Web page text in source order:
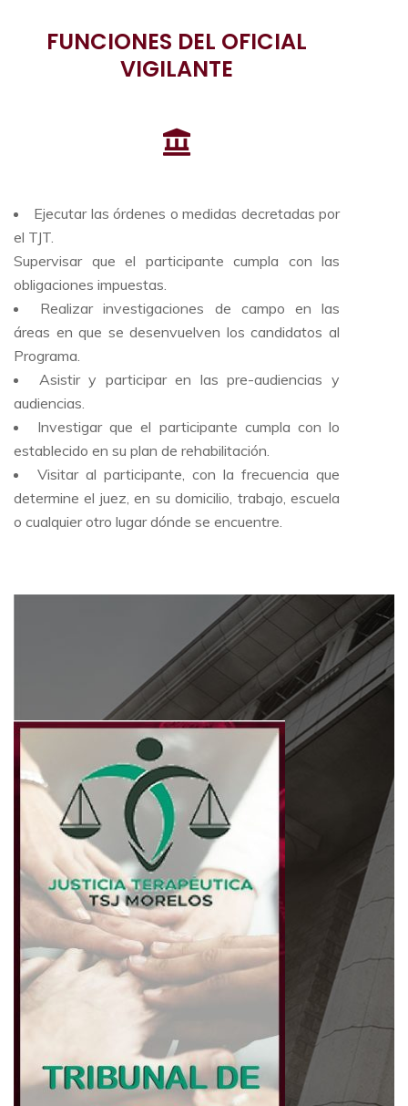
FUNCIONES DEL OFICIAL
VIGILANTE
Ejecutar las órdenes o medidas decretadas por
el TJT.
Supervisar que el participante cumpla con las
obligaciones impuestas.
Realizar investigaciones de campo en las
áreas en que se desenvuelven los candidatos al
Programa.
Asistir y participar en las pre-audiencias y
audiencias.
Investigar que el participante cumpla con lo
establecido en su plan de rehabilitación.
Visitar al participante, con la frecuencia que
determine el juez, en su domicilio, trabajo, escuela
o cualquier otro lugar dónde se encuentre.